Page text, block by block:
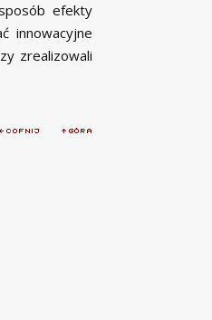
efekty
innowacyjne
zrealizowali